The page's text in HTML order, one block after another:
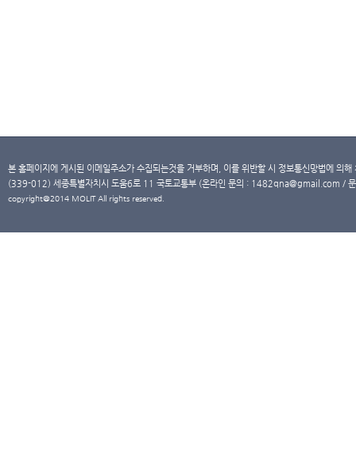
본 홈페이지에 게시된 이메일주소가 수집되는것을 거부하며, 이를 위반할 시 정보통신망법에 의
(339-012) 세종특별자치시 도움6로 11 국토교통부 (온라인 문의 : 1482qna@gmail.com /
copyright@2014 MOLIT All rights reserved.